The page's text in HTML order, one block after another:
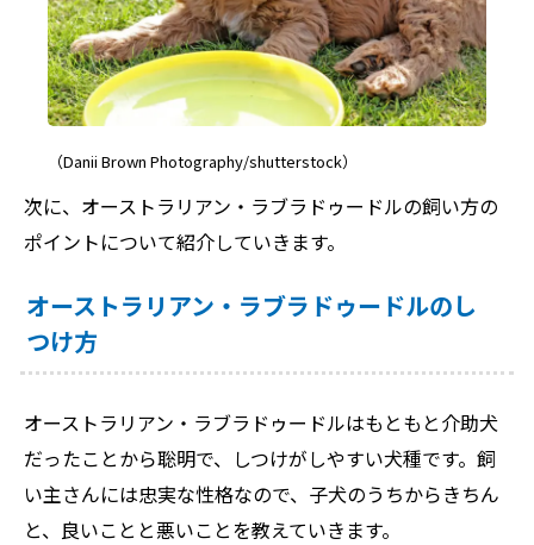
（Danii Brown Photography/shutterstock）
次に、オーストラリアン・ラブラドゥードルの飼い方の
ポイントについて紹介していきます。
オーストラリアン・ラブラドゥードルのし
つけ方
オーストラリアン・ラブラドゥードルはもともと介助犬
だったことから聡明で、しつけがしやすい犬種です。飼
い主さんには忠実な性格なので、子犬のうちからきちん
と、良いことと悪いことを教えていきます。